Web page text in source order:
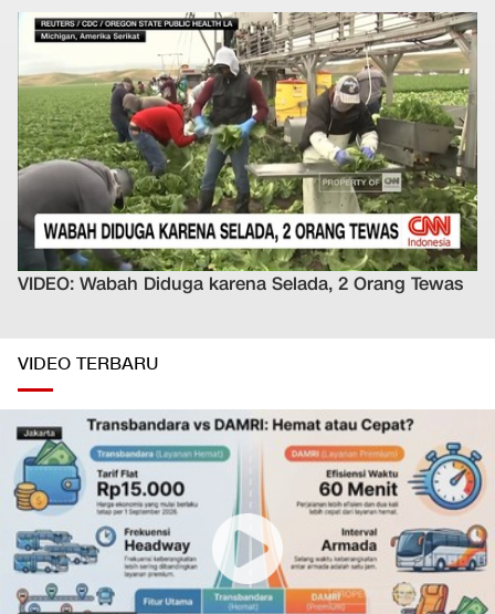
VIDEO: Wabah Diduga karena Selada, 2 Orang Tewas
VIDEO TERBARU